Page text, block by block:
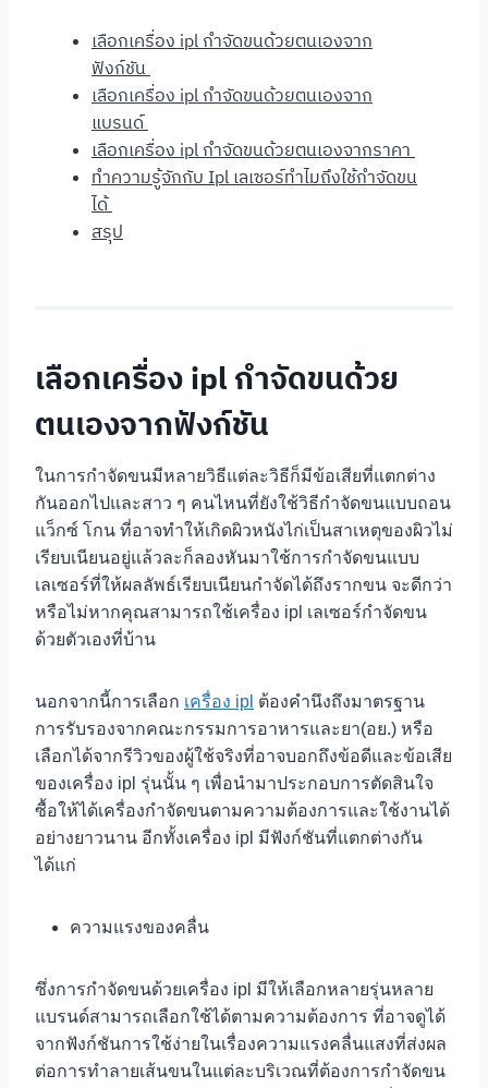
เลือกเครื่อง ipl กำจัดขนด้วยตนเองจาก
ฟังก์ชัน
เลือกเครื่อง ipl กำจัดขนด้วยตนเองจาก
แบรนด์
เลือกเครื่อง ipl กำจัดขนด้วยตนเองจากราคา
ทำความรู้จักกับ Ipl เลเซอร์ทำไมถึงใช้กำจัดขน
ได้
สรุป
เลือกเครื่อง ipl กำจัดขนด้วย
ตนเองจากฟังก์ชัน
ในการกำจัดขนมีหลายวิธีแต่ละวิธีก็มีข้อเสียที่แตกต่าง
กันออกไปและสาว ๆ คนไหนที่ยังใช้วิธีกำจัดขนแบบถอน
แว็กซ์ โกน ที่อาจทำให้เกิดผิวหนังไก่เป็นสาเหตุของผิวไม่
เรียบเนียนอยู่แล้วละก็ลองหันมาใช้การกำจัดขนแบบ
เลเซอร์ที่ให้ผลลัพธ์เรียบเนียนกำจัดได้ถึงรากขน จะดีกว่า
หรือไม่หากคุณสามารถใช้เครื่อง ipl เลเซอร์กำจัดขน
ด้วยตัวเองที่บ้าน
นอกจากนี้การเลือก เครื่อง ipl ต้องคำนึงถึงมาตรฐาน
การรับรองจากคณะกรรมการอาหารและยา(อย.) หรือ
เลือกได้จากรีวิวของผู้ใช้จริงที่อาจบอกถึงข้อดีและข้อเสีย
ของเครื่อง ipl รุ่นนั้น ๆ เพื่อนำมาประกอบการตัดสินใจ
ซื้อให้ได้เครื่องกำจัดขนตามความต้องการและใช้งานได้
อย่างยาวนาน อีกทั้งเครื่อง ipl มีฟังก์ชันที่แตกต่างกัน
ได้แก่
ความแรงของคลื่น
ซึ่งการกำจัดขนด้วยเครื่อง ipl มีให้เลือกหลายรุ่นหลาย
แบรนด์สามารถเลือกใช้ได้ตามความต้องการ ที่อาจดูได้
จากฟังก์ชันการใช้ง่ายในเรื่องความแรงคลื่นแสงที่ส่งผล
ต่อการทำลายเส้นขนในแต่ละบริเวณที่ต้องการกำจัดขน